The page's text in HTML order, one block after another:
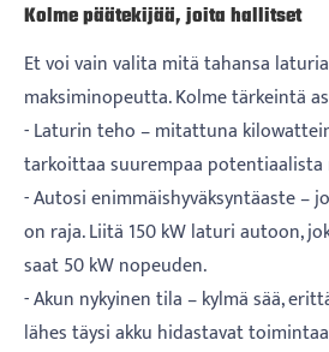
Kolme päätekijää, joita hallitset
Et voi vain valita mitä tahansa
maksiminopeutta. Kolme tärkeintä
- Laturin teho – mitattuna
tarkoittaa suurempaa
- Autosi enimmäishyväksyntäaste –
on raja. Liitä 150 kW laturi autoon,
saat 50 kW nopeuden.
- Akun nykyinen tila – kylmä sää,
lähes täysi akku hidastavat